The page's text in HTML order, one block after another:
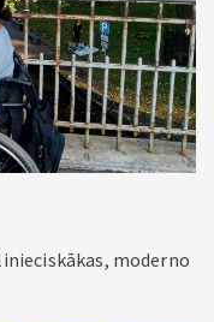
moderno